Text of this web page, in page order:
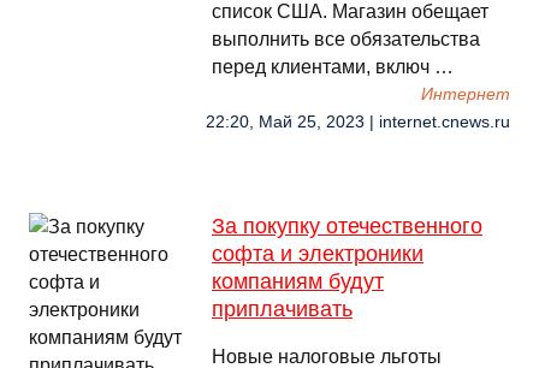
список США. Магазин обещает
выполнить все обязательства
перед клиентами, включ …
Интернет
22:20, Май 25, 2023 | internet.cnews.ru
За покупку отечественного
софта и электроники
компаниям будут
приплачивать
Новые налоговые льготы